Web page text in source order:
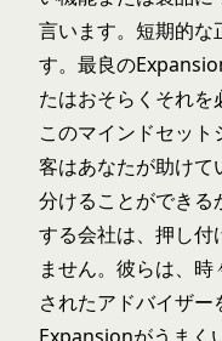
言います。短期的な
す。最良の
たはおそらくそれを
このマインドセッ
客はあなたが助けて
分けることができ
する会社は、押し付
ません。彼らは、
されたアドバイザー